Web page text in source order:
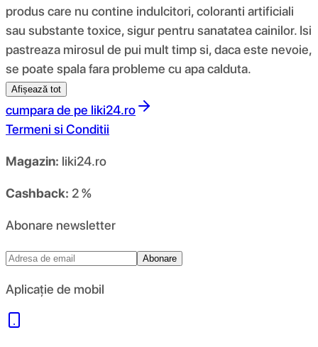
produs care nu contine indulcitori, coloranti artificiali
sau substante toxice, sigur pentru sanatatea cainilor. Isi
pastreaza mirosul de pui mult timp si, daca este nevoie,
se poate spala fara probleme cu apa calduta.
Afișează tot
cumpara de pe liki24.ro
Termeni si Conditii
Magazin: liki24.ro
Cashback: 2 %
Abonare newsletter
Abonare
Aplicație de mobil